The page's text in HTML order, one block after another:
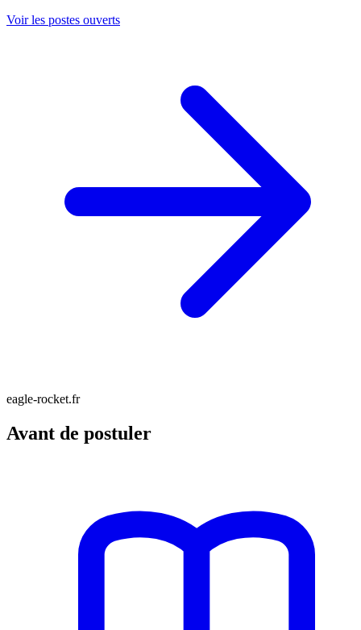
Voir les postes ouverts
eagle-rocket.fr
Avant de postuler